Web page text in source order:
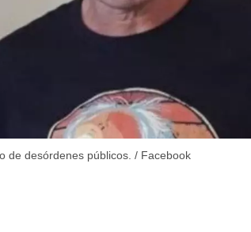
de desórdenes públicos. / Facebook